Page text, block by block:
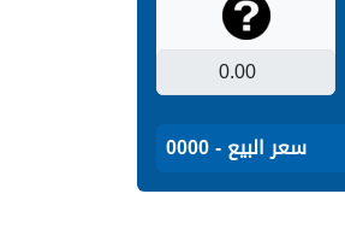
سعر البيع - 0000